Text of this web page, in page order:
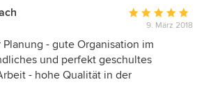
gestaltet hat und wir die
Bewertung:
5
von
5
9. März 2018
- gute Organisation im
und perfekt geschultes
- hohe Qualität in der